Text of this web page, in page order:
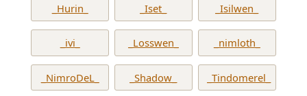
_Hurin_ _Iset_ _Isilwen_
_ivi_ _Losswen_ _nimloth_
_NimroDeL_ _Shadow_ _Tindomerel_